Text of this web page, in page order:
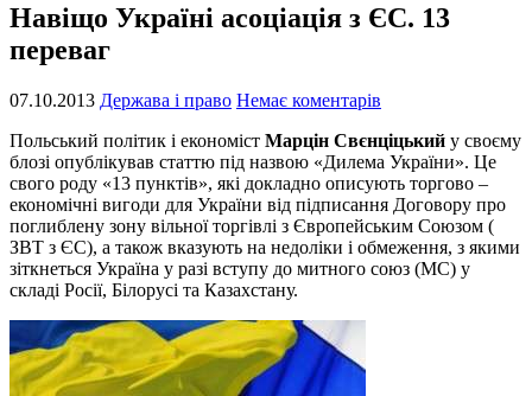
Навіщо Україні асоціація з ЄС. 13
переваг
07.10.2013 Держава і право Немає коментарів
Польський політик і економіст Марцін Свєнціцький у своєму
блозі опублікував статтю під назвою «Дилема України». Це
свого роду «13 пунктів», які докладно описують торгово –
економічні вигоди для України від підписання Договору про
поглиблену зону вільної торгівлі з Європейським Союзом (
ЗВТ з ЄС), а також вказують на недоліки і обмеження, з якими
зіткнеться Україна у разі вступу до митного союз (МС) у
складі Росії, Білорусі та Казахстану.